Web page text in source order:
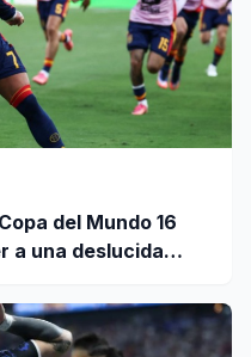
del Mundo 16
a una deslucida